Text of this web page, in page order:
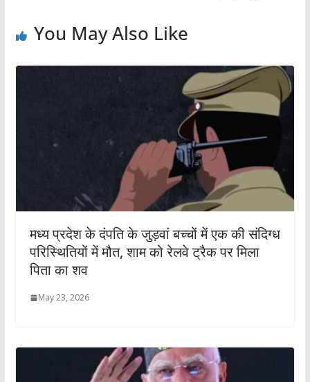
You May Also Like
मध्य प्रदेश के दंपति के जुड़वां बच्चों में एक की संदिग्ध
परिस्थितियों में मौत, शाम को रेलवे ट्रैक पर मिला
पिता का शव
May 23, 2026